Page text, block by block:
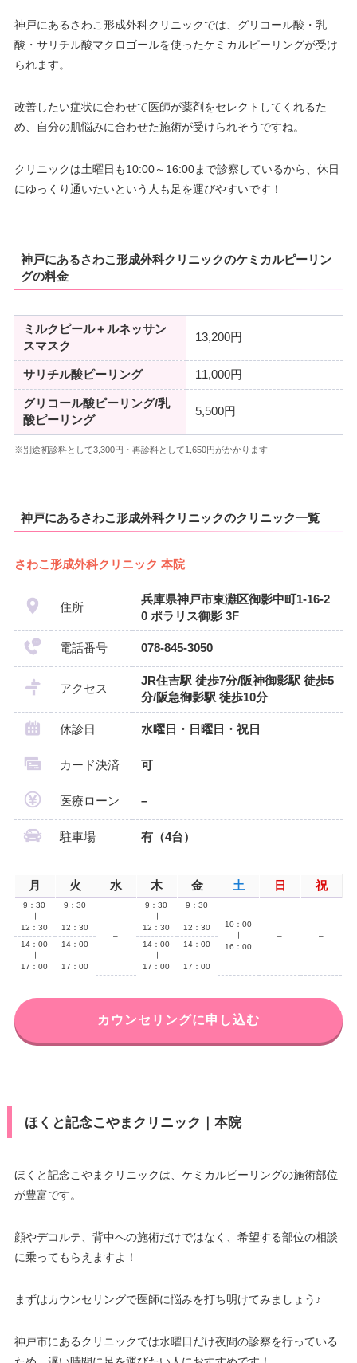
神戸にあるさわこ形成外科クリニックでは、グリコール酸・乳
酸・サリチル酸マクロゴールを使ったケミカルピーリングが受け
られます。
改善したい症状に合わせて医師が薬剤をセレクトしてくれるた
め、自分の肌悩みに合わせた施術が受けられそうですね。
クリニックは土曜日も10:00～16:00まで診察しているから、休日
にゆっくり通いたいという人も足を運びやすいです！
神戸にあるさわこ形成外科クリニックのケミカルピーリン
グの料金
ミルクピール＋ルネッサン
スマスク
13,200円
サリチル酸ピーリング 11,000円
グリコール酸ピーリング/乳
酸ピーリング
5,500円
※別途初診料として3,300円・再診料として1,650円がかかります
神戸にあるさわこ形成外科クリニックのクリニック一覧
さわこ形成外科クリニック 本院
住所
兵庫県神戸市東灘区御影中町1-16-2
0 ポラリス御影 3F
電話番号 078-845-3050
アクセス
JR住吉駅 徒歩7分/阪神御影駅 徒歩5
分/阪急御影駅 徒歩10分
休診日 水曜日・日曜日・祝日
カード決済 可
医療ローン –
駐車場 有（4台）
月 火 水 木 金 土 日 祝
9：30
12：30
9：30
12：30
–
9：30
12：30
9：30
12：30
10：00
16：00
–
–
14：00
17：00
14：00
17：00
14：00
17：00
14：00
17：00
カウンセリングに申し込む
ほくと記念こやまクリニック｜本院
ほくと記念こやまクリニックは、ケミカルピーリングの施術部位
が豊富です。
顔やデコルテ、背中への施術だけではなく、希望する部位の相談
に乗ってもらえますよ！
まずはカウンセリングで医師に悩みを打ち明けてみましょう♪
神戸市にあるクリニックでは水曜日だけ夜間の診察を行っている